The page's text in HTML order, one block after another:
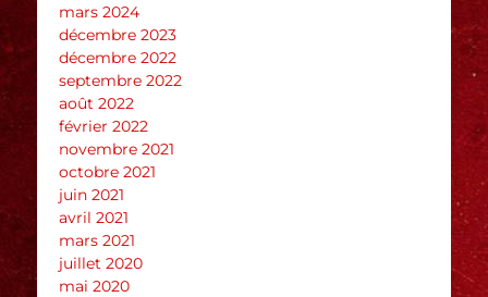
mars 2024
décembre 2023
décembre 2022
septembre 2022
août 2022
février 2022
novembre 2021
octobre 2021
juin 2021
avril 2021
mars 2021
juillet 2020
mai 2020